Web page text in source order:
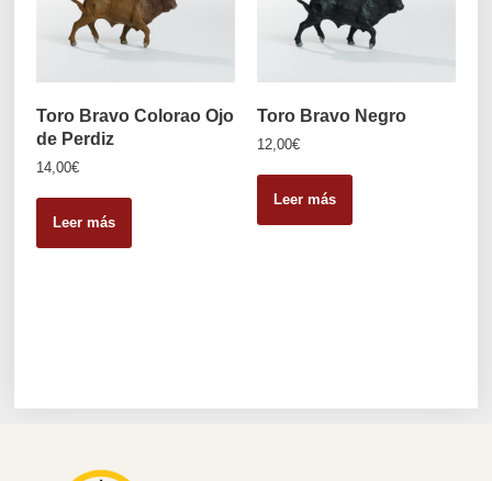
Toro Bravo Colorao Ojo
de Perdiz
14,00€
Leer más
Toro Bravo Negro
12,00€
Leer más